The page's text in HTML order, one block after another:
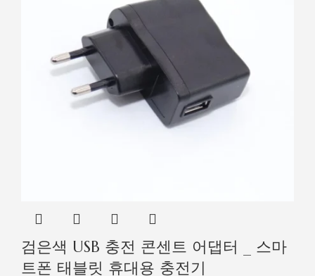
검은색 USB 충전 콘센트 어댑터 _ 스마
트폰 태블릿 휴대용 충전기